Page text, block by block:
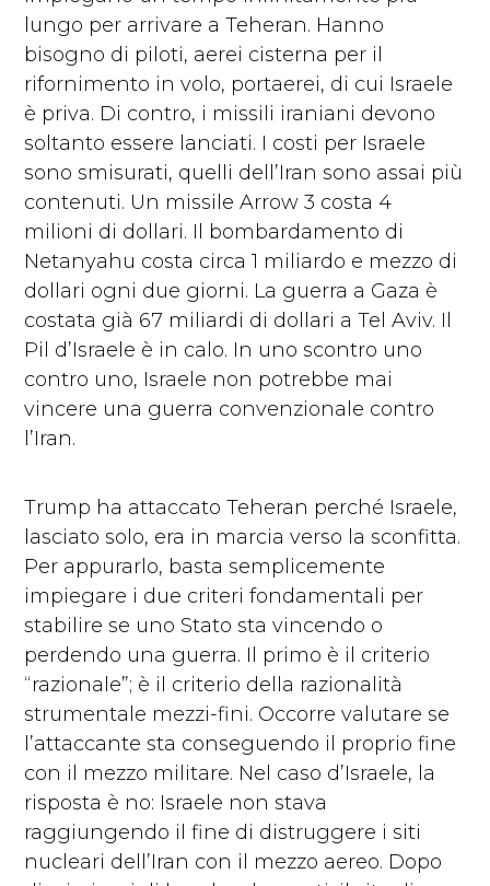
lungo per arrivare a Teheran. Hanno
bisogno di piloti, aerei cisterna per il
rifornimento in volo, portaerei, di cui Israele
è priva. Di contro, i missili iraniani devono
soltanto essere lanciati. I costi per Israele
sono smisurati, quelli dell’Iran sono assai più
contenuti. Un missile Arrow 3 costa 4
milioni di dollari. Il bombardamento di
Netanyahu costa circa 1 miliardo e mezzo di
dollari ogni due giorni. La guerra a Gaza è
costata già 67 miliardi di dollari a Tel Aviv. Il
Pil d’Israele è in calo. In uno scontro uno
contro uno, Israele non potrebbe mai
vincere una guerra convenzionale contro
l’Iran.
Trump ha attaccato Teheran perché Israele,
lasciato solo, era in marcia verso la sconfitta.
Per appurarlo, basta semplicemente
impiegare i due criteri fondamentali per
stabilire se uno Stato sta vincendo o
perdendo una guerra. Il primo è il criterio
“razionale”; è il criterio della razionalità
strumentale mezzi-fini. Occorre valutare se
l’attaccante sta conseguendo il proprio fine
con il mezzo militare. Nel caso d’Israele, la
risposta è no: Israele non stava
raggiungendo il fine di distruggere i siti
nucleari dell’Iran con il mezzo aereo. Dopo